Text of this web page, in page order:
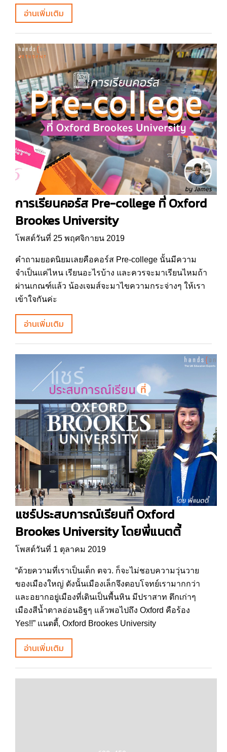
อ่านเพิ่มเติม
การเรียนคอร์ส Pre-college ที่ Oxford
Brookes University
โพสต์วันที่ 25 พฤศจิกายน 2019
คำถามยอดนิยมเลยคือคอร์ส Pre-college นั้นมีความ
จำเป็นแค่ไหน เรียนอะไรบ้าง และควรจะมาเรียนไหมถ้า
ผ่านเกณฑ์แล้ว น้องเจมส์จะมาไขความกระจ่างๆ ให้เรา
เข้าใจกันค่ะ
อ่านเพิ่มเติม
แชร์ประสบการณ์เรียนที่ Oxford
Brookes University โดยพี่แนตตี้
โพสต์วันที่ 1 ตุลาคม 2019
“ด้วยความที่เราเป็นเด็ก ตจว. ก็จะไม่ชอบความวุ่นวาย
ของเมืองใหญ่ ดังนั้นเมืองเล็กจึงตอบโจทย์เรามากกว่า
และอยากอยู่เมืองที่เดินเป็นพื้นหิน มีปราสาท ตึกเก่าๆ
เมืองสีน้ำตาลอ่อนอิฐๆ แล้วพอไปถึง Oxford คือร้อง
Yes!!” แนตตี้, Oxford Brookes University
อ่านเพิ่มเติม